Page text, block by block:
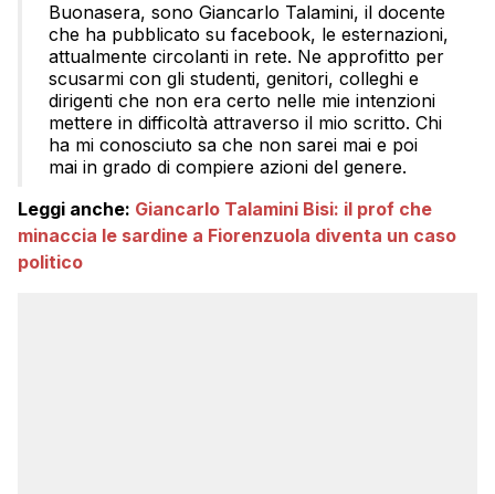
Buonasera, sono Giancarlo Talamini, il docente
che ha pubblicato su facebook, le esternazioni,
attualmente circolanti in rete. Ne approfitto per
scusarmi con gli studenti, genitori, colleghi e
dirigenti che non era certo nelle mie intenzioni
mettere in difficoltà attraverso il mio scritto. Chi
ha mi conosciuto sa che non sarei mai e poi
mai in grado di compiere azioni del genere.
Leggi anche: Giancarlo Talamini Bisi: il prof che
minaccia le sardine a Fiorenzuola diventa un caso
politico